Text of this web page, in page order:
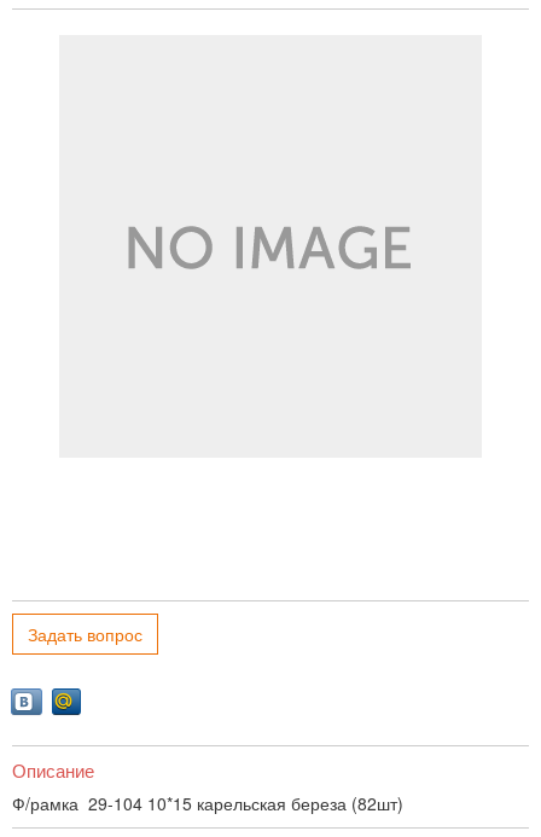
Задать вопрос
Описание
Ф/рамка 29-104 10*15 карельская береза (82шт)